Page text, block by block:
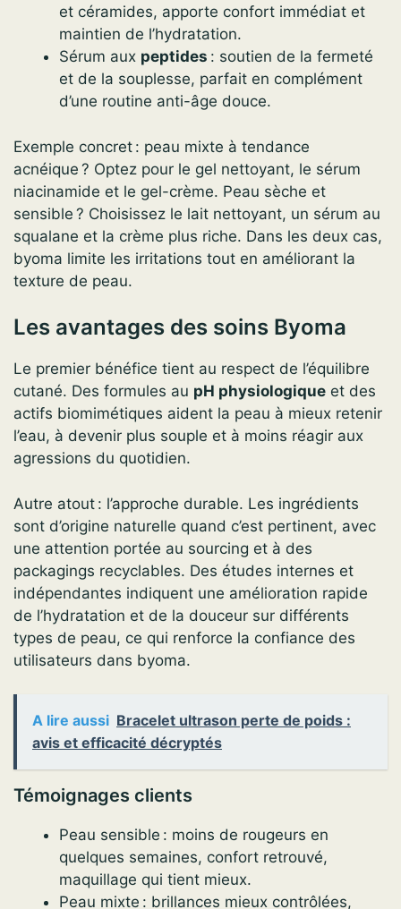
et céramides, apporte confort immédiat et
maintien de l’hydratation.
Sérum aux peptides : soutien de la fermeté
et de la souplesse, parfait en complément
d’une routine anti-âge douce.
Exemple concret : peau mixte à tendance
acnéique ? Optez pour le gel nettoyant, le sérum
niacinamide et le gel-crème. Peau sèche et
sensible ? Choisissez le lait nettoyant, un sérum au
squalane et la crème plus riche. Dans les deux cas,
byoma limite les irritations tout en améliorant la
texture de peau.
Les avantages des soins Byoma
Le premier bénéfice tient au respect de l’équilibre
cutané. Des formules au pH physiologique et des
actifs biomimétiques aident la peau à mieux retenir
l’eau, à devenir plus souple et à moins réagir aux
agressions du quotidien.
Autre atout : l’approche durable. Les ingrédients
sont d’origine naturelle quand c’est pertinent, avec
une attention portée au sourcing et à des
packagings recyclables. Des études internes et
indépendantes indiquent une amélioration rapide
de l’hydratation et de la douceur sur différents
types de peau, ce qui renforce la confiance des
utilisateurs dans byoma.
A lire aussi Bracelet ultrason perte de poids :
avis et efficacité décryptés
Témoignages clients
Peau sensible : moins de rougeurs en
quelques semaines, confort retrouvé,
maquillage qui tient mieux.
Peau mixte : brillances mieux contrôlées,